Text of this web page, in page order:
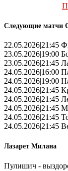
Следующие матчи
22.05.2026|21:45
23.05.2026|19:00
23.05.2026|21:45
24.05.2026|16:00
24.05.2026|19:00
24.05.2026|21:45
24.05.2026|21:45
24.05.2026|21:45
24.05.2026|21:45
24.05.2026|21:45
Лазарет Милана
Пулишич -